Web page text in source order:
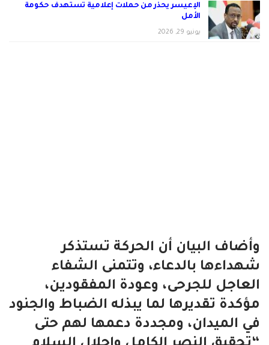
الإعيسر يحذر من حملات إعلامية تستهدف حكومة
الأمل
يونيو 29, 2026
وأضاف البيان أن الحركة تستذكر
شهداءها بالدعاء، وتتمنى الشفاء
العاجل للجرحى، وعودة المفقودين،
مؤكدة تقديرها لما يبذله الضباط والجنود
في الميدان، ومجددة دعمها لهم حتى